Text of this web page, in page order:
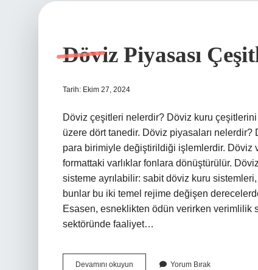
Döviz Piyasası
Tarih: Ekim 27, 2024
Döviz çeşitleri nelerdir? Döviz kuru
üzere dört tanedir. Döviz piyasaları
para birimiyle değiştirildiği işlemlerdir. Döviz
formattaki varlıklar fonlara dönüştürülür.
sisteme ayrılabilir: sabit döviz kuru
bunlar bu iki temel rejime değişen
Esasen, esneklikten ödün verirken verimlilik
sektöründe faaliyet…
Devamını okuyun Yorum Bırak